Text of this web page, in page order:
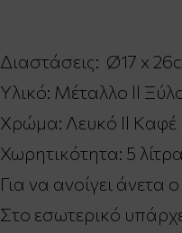
Διαστάσεις: Ø17 x
Υλικό: Μέταλλο ll
Χρώμα: Λευκό ll Kαφέ
Χωρητικότητα: 5 λίτρα
Για να ανοίγει
Στο εσωτερικό